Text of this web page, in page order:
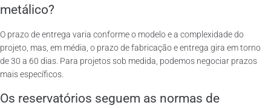
metálico?
O prazo de entrega varia conforme o modelo e a complexidade do
projeto, mas, em média, o prazo de fabricação e entrega gira em torno
de 30 a 60 dias. Para projetos sob medida, podemos negociar prazos
mais específicos.
Os reservatórios seguem as normas de